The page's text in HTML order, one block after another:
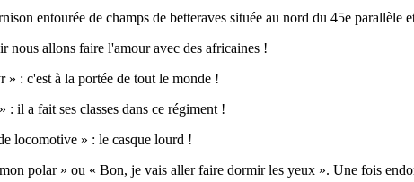
entourée de champs de betteraves située au nord du 45e parallèle
nous allons faire l'amour avec des africaines !
» : c'est à la portée de tout le monde !
: il a fait ses classes dans ce régiment !
locomotive » : le casque lourd !
polar » ou « Bon, je vais aller faire dormir les yeux ». Une fois